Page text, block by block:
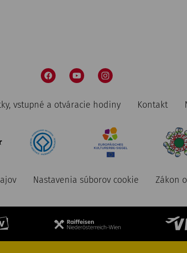
vstupné a otváracie hodiny Kontakt
Nastavenia súborov cookie Zákon